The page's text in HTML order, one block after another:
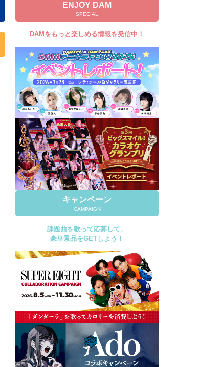
自宅でカラオケ歌い放題！
家族や友達と一緒に！練習にも！
ENJOY DAM
SPECIAL
DAMをもっと楽しめる情報を発信中！
キャンペーン
CAMPAIGN
課題曲を歌って応募して、
豪華景品をGETしよう！